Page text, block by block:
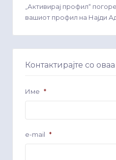
„Активирај профил“
вашиот профил на Најди
Контактирајте со
Име *
e-mail *